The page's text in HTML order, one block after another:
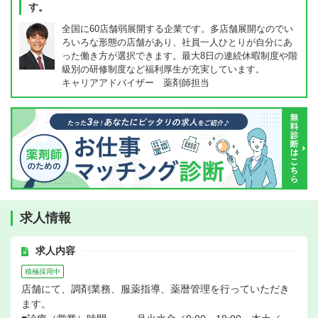
す。
全国に60店舗弱展開する企業です。多店舗展開なのでい
ろいろな形態の店舗があり、社員一人ひとりが自分にあ
った働き方が選択できます。最大8日の連続休暇制度や階
級別の研修制度など福利厚生が充実しています。
キャリアアドバイザー 薬剤師担当
求人情報
求人内容
積極採用中
店舗にて、調剤業務、服薬指導、薬暦管理を行っていただき
ます。